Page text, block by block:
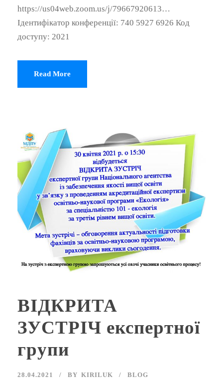
https://us04web.zoom.us/j/79667920613…
Ідентифікатор конференції: 740 5927 6926 Код
доступу: 2021
Read More
ВІДКРИТА
ЗУСТРІЧ експертної
групи
28.04.2021 BY KIRILUK BLOG